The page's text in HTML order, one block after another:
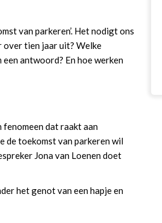
van parkeren’. Het nodigt ons
over tien jaar uit? Welke
antwoord? En hoe werken
fenomeen dat raakt aan
de toekomst van parkeren wil
Jona van Loenen doet
het genot van een hapje en